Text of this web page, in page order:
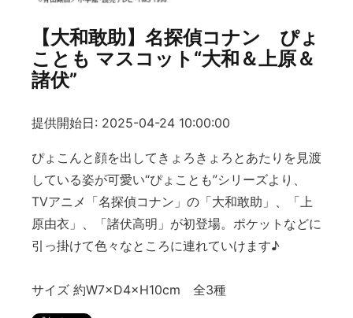
【大和敢助】名探偵コナン ぴょ
ことも マスコット“大和＆上原＆
諸伏”
提供開始日: 2025-04-24 10:00:00
ぴょこんと顔を出してきょろきょろとあたりを見渡
している姿が可愛い“ぴょことも”シリーズより、
TVアニメ「名探偵コナン」の「大和敢助」、「上
原由衣」、「諸伏高明」が初登場。ポケットなどに
引っ掛けて色々なところに連れていけます♪
サイズ 約W7×D4×H10cm 全3種